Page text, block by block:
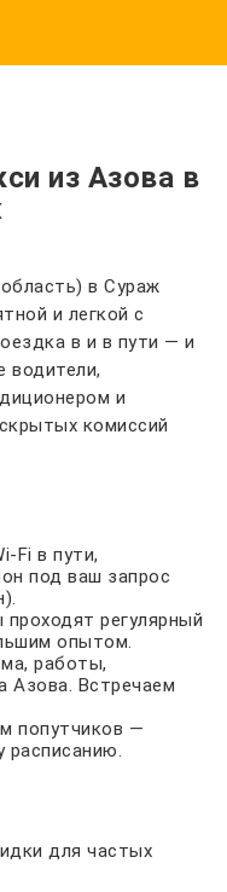
из Азова в
в Сураж
и легкой с
в и в пути — и
водители,
и
комиссий
Fi в пути,
под ваш запрос
регулярный
опытом.
работы,
Азова. Встречаем
попутчиков —
расписанию.
для частых